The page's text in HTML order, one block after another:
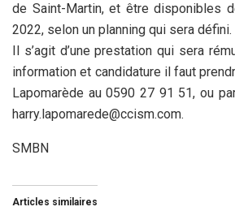
de Saint-Martin, et être disponibles
2022, selon un planning qui sera défini.
Il s’agit d’une prestation qui sera
information et candidature il faut
Lapomarède au 0590 27 91 51, ou
harry.lapomarede@ccism.com.
SMBN
Articles similaires